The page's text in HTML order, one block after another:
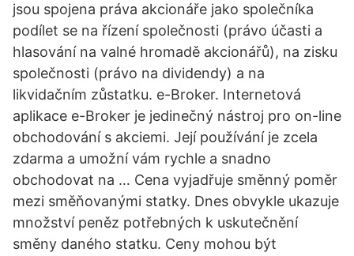
jsou spojena práva akcionáře jako společníka
podílet se na řízení společnosti (právo účasti a
hlasování na valné hromadě akcionářů), na zisku
společnosti (právo na dividendy) a na
likvidačním zůstatku. e-Broker. Internetová
aplikace e-Broker je jedinečný nástroj pro on-line
obchodování s akciemi. Její používání je zcela
zdarma a umožní vám rychle a snadno
obchodovat na … Cena vyjadřuje směnný poměr
mezi směňovanými statky. Dnes obvykle ukazuje
množství peněz potřebných k uskutečnění
směny daného statku. Ceny mohou být